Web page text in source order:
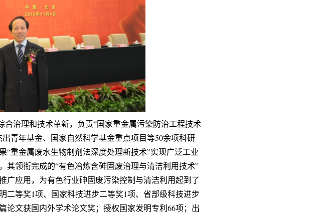
治理和技术革新，负责“国家重金属污染防治工程技术
青年基金、国家自然科学基金重点项目等50余项科研
“重金属废水生物制剂法深度处理新技术”实现广泛工业
其领衔完成的“有色冶炼含砷固废治理与清洁利用技术”
广应用，为有色行业砷固废污染控制与清洁利用起到了
二等奖1项、国家科技进步二等奖1项、省部级科技进步
论文获国内外学术论文奖；授权国家发明专利66项；出